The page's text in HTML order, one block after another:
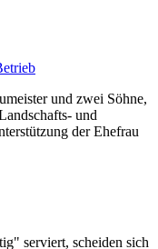
und zwei Söhne,
und
der Ehefrau
serviert, scheiden sich